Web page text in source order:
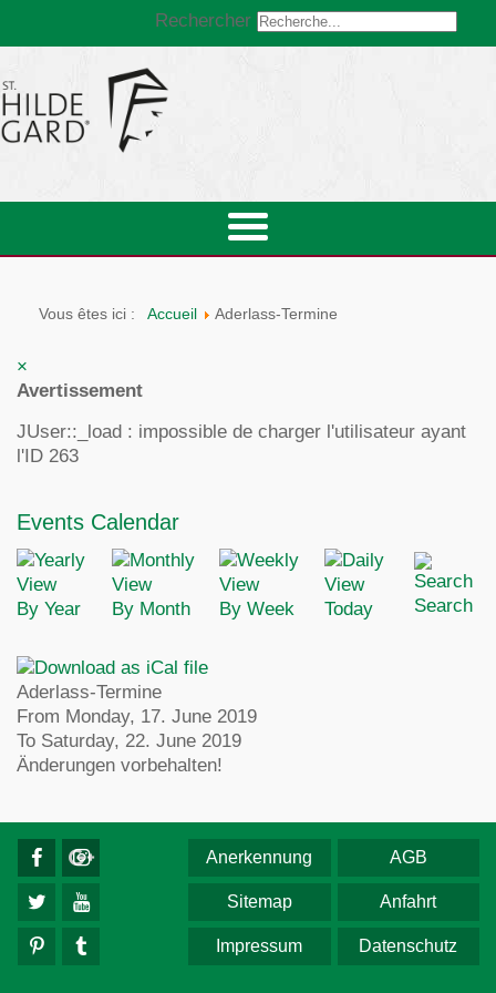
Rechercher
Vous êtes ici : Accueil Aderlass-Termine
×
Avertissement
JUser::_load : impossible de charger l'utilisateur ayant
l'ID 263
Events Calendar
By Year By Month By Week Today Search
Aderlass-Termine
From Monday, 17. June 2019
To Saturday, 22. June 2019
Änderungen vorbehalten!
AGB
Anerkennung
Anfahrt
Sitemap
Datenschutz
Impressum